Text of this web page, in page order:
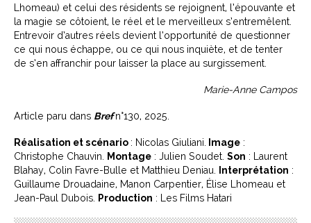
Lhomeau) et celui des résidents se rejoignent, l’épouvante et
la magie se côtoient, le réel et le merveilleux s’entremêlent.
Entrevoir d’autres réels devient l’opportunité de questionner
ce qui nous échappe, ou ce qui nous inquiète, et de tenter
de s’en affranchir pour laisser la place au surgissement.
Marie-Anne Campos
Article paru dans Brefn°130, 2025.
Réalisation et scénario : Nicolas Giuliani. Image :
Christophe Chauvin. Montage : Julien Soudet. Son : Laurent
Blahay, Colin Favre-Bulle et Matthieu Deniau. Interprétation :
Guillaume Drouadaine, Manon Carpentier, Élise Lhomeau et
Jean-Paul Dubois. Production : Les Films Hatari